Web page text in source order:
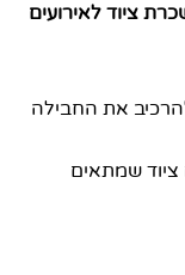
ציוד לאירועים
את החבילה
ציוד שמתאים